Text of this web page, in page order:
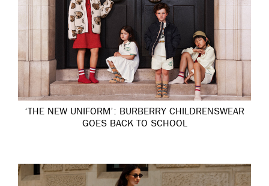
‘THE NEW UNIFORM’: BURBERRY CHILDRENSWEAR
GOES BACK TO SCHOOL